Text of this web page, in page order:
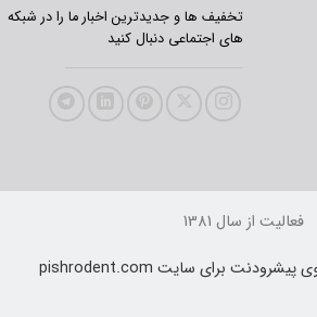
تخفیف‌ ها و جدیدترین‌ اخبار ما را در شبکه
های اجتماعی دنبال کنید
فعالیت از سال 1381
تمامی حقوق مادی و معنوی پیشرودنت برای سایت pishrodent.com